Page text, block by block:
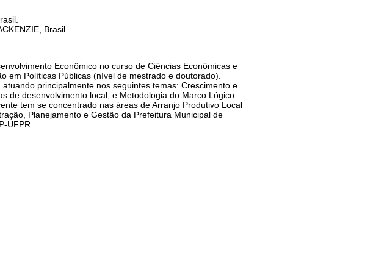
Brasil.
Econômico no curso de Ciências Econômicas e
em Políticas Públicas (nível de mestrado e doutorado).
principalmente nos seguintes temas: Crescimento e
de desenvolvimento local, e Metodologia do Marco Lógico
tem se concentrado nas áreas de Arranjo Produtivo Local
Planejamento e Gestão da Prefeitura Municipal de
UFPR.